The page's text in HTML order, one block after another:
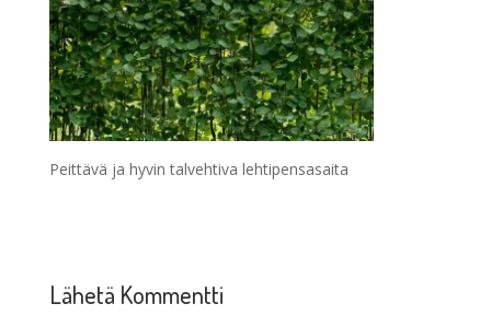
Peittävä ja hyvin talvehtiva lehtipensasaita
Lähetä Kommentti